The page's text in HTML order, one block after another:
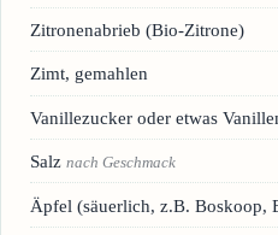
Zitronenabrieb (Bio-Zitrone)
Zimt, gemahlen
Vanillezucker oder etwas
Salz nach Geschmack
Äpfel (säuerlich, z.B. Boskoop,